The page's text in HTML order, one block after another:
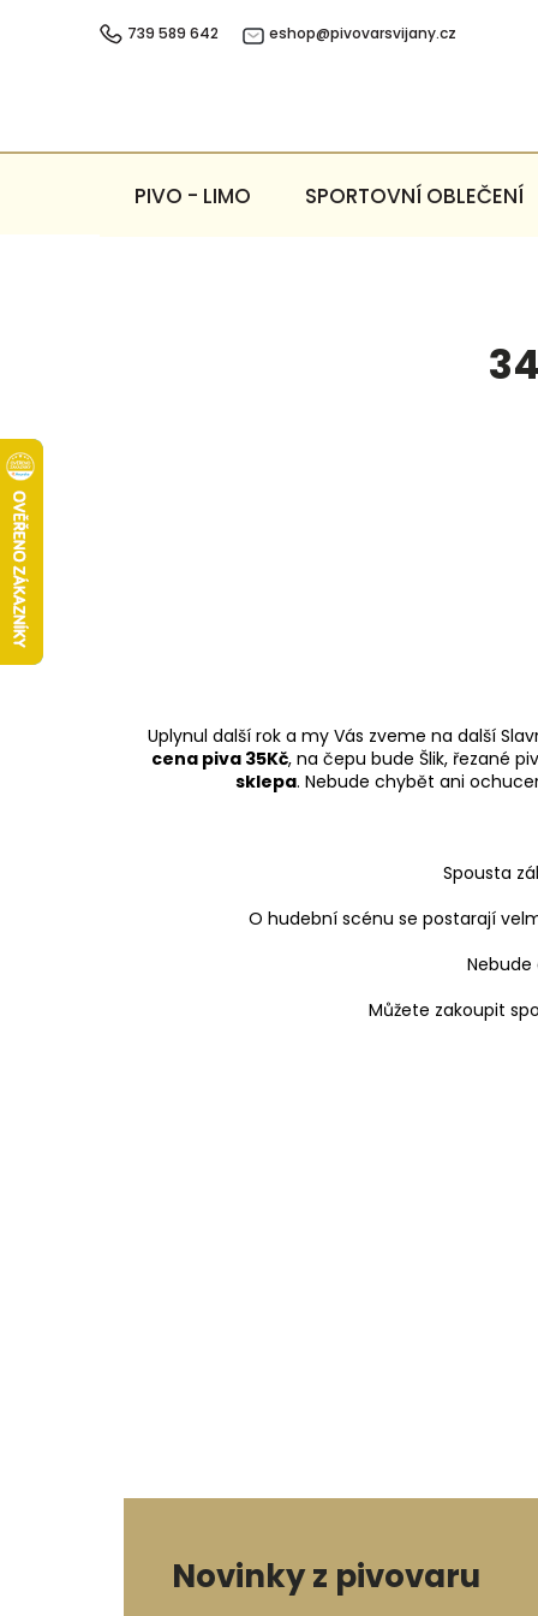
739 589 642 eshop@pivovarsvijany.cz
PIVO - LIMO SPORTOVNÍ OBLEČENÍ
Uplynul další rok a my Vás zveme na další
cena piva 35Kč, na čepu bude Šlik, řezané
sklepa. Nebude chybět ani
Spousta
O hudební scénu se postarají
Můžete zakoupit
Novinky z pivovaru